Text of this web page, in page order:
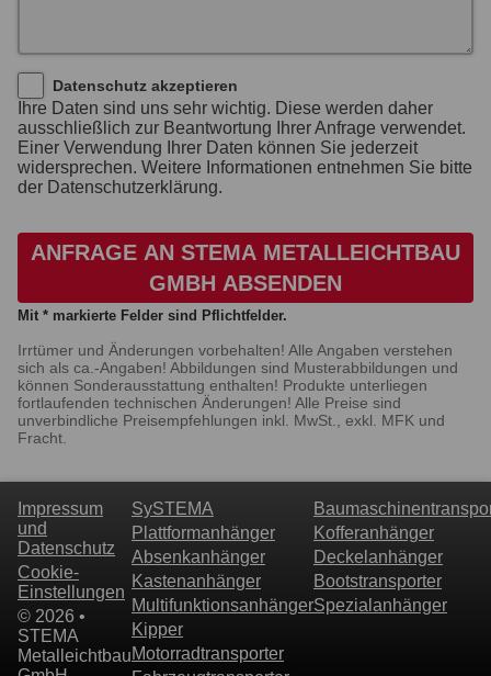
Datenschutz akzeptieren
Ihre Daten sind uns sehr wichtig. Diese werden daher
ausschließlich zur Beantwortung Ihrer Anfrage verwendet.
Einer Verwendung Ihrer Daten können Sie jederzeit
widersprechen. Weitere Informationen entnehmen Sie bitte
der Datenschutzerklärung.
ANFRAGE AN STEMA METALLEICHTBAU
GMBH ABSENDEN
Mit * markierte Felder sind Pflichtfelder.
Irrtümer und Änderungen vorbehalten! Alle Angaben verstehen
sich als ca.-Angaben! Abbildungen sind Musterabbildungen und
können Sonderausstattung enthalten! Produkte unterliegen
fortlaufenden technischen Änderungen! Alle Preise sind
unverbindliche Preisempfehlungen inkl. MwSt., exkl. MFK und
Fracht.
Impressum
und
Datenschutz
Cookie-
Einstellungen
© 2026 •
STEMA
Metalleichtbau
SySTEMA
Plattformanhänger
Absenkanhänger
Kastenanhänger
Multifunktionsanhänger
Kipper
Motorradtransporter
Kofferanhänger
Deckelanhänger
Bootstransporter
Spezialanhänger